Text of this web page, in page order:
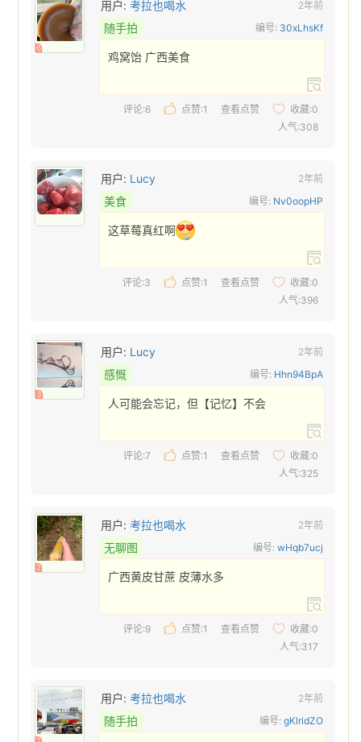
6
用户:考拉也喝水 2年前
随手拍 编号: 30xLhsKf
鸡窝饴 广西美食
评论:6 点赞:1 查看点赞 收藏:0
人气:308
用户: Lucy 2年前
美食 编号: Nv0oopHP
这草莓真红啊
评论:3 点赞:1 查看点赞 收藏:0
人气:396
3
用户: Lucy 2年前
感慨 编号: Hhn94BpA
人可能会忘记，但【记忆】不会
评论:7 点赞:1 查看点赞 收藏:0
人气:325
2
用户:考拉也喝水 2年前
无聊图 编号:wHqb7ucj
广西黄皮甘蔗 皮薄水多
评论:9 点赞:1 查看点赞 收藏:0
人气:317
用户:考拉也喝水 2年前
随手拍 编号:gKlridZO